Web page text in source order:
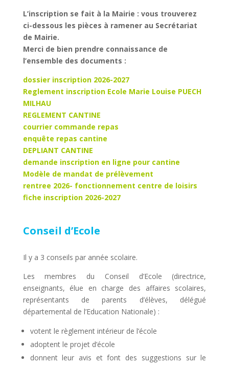
L’inscription se fait à la Mairie : vous trouverez
ci-dessous les pièces à ramener au Secrétariat
de Mairie.
Merci de bien prendre connaissance de
l’ensemble des documents :
dossier inscription 2026-2027
Reglement inscription Ecole Marie Louise PUECH
MILHAU
REGLEMENT CANTINE
courrier commande repas
enquête repas cantine
DEPLIANT CANTINE
demande inscription en ligne pour cantine
Modèle de mandat de prélèvement
rentree 2026- fonctionnement centre de loisirs
fiche inscription 2026-2027
Conseil d’Ecole
Il y a 3 conseils par année scolaire.
Les membres du Conseil d’Ecole (directrice,
enseignants, élue en charge des affaires scolaires,
représentants de parents d’élèves, délégué
départemental de l’Education Nationale) :
votent le règlement intérieur de l’école
adoptent le projet d’école
donnent leur avis et font des suggestions sur le